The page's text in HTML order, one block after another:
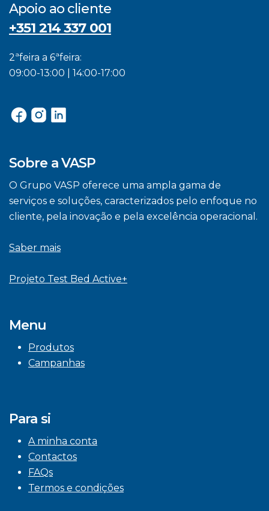
Apoio ao cliente
+351 214 337 001
2ªfeira a 6ªfeira:
09:00-13:00 | 14:00-17:00
Sobre a VASP
O Grupo VASP oferece uma ampla gama de
serviços e soluções, caracterizados pelo enfoque no
cliente, pela inovação e pela excelência operacional.
Saber mais
Projeto Test Bed Active+
Menu
Produtos
Campanhas
Para si
A minha conta
Contactos
FAQs
Termos e condições